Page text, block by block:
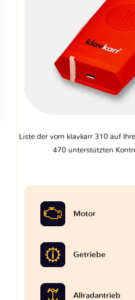
Liste der vom klavkarr 310 auf
470 unterstützten
Motor
Getriebe
Allradantrieb